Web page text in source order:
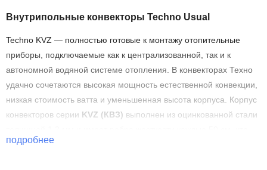
Внутрипольные конвекторы Techno Usual
Techno KVZ — полностью готовые к монтажу отопительные
приборы, подключаемые как к централизованной, так и к
автономной водяной системе отопления. В конвекторах Техно
удачно сочетаются высокая мощность естественной конвекции,
низкая стоимость ватта и уменьшенная высота корпуса. Корпус
конвекторов серии KVZ (КВЗ) выполнен из оцинкованной стали
обеспечивает механическую прочность. Для предотвращения
подробнее